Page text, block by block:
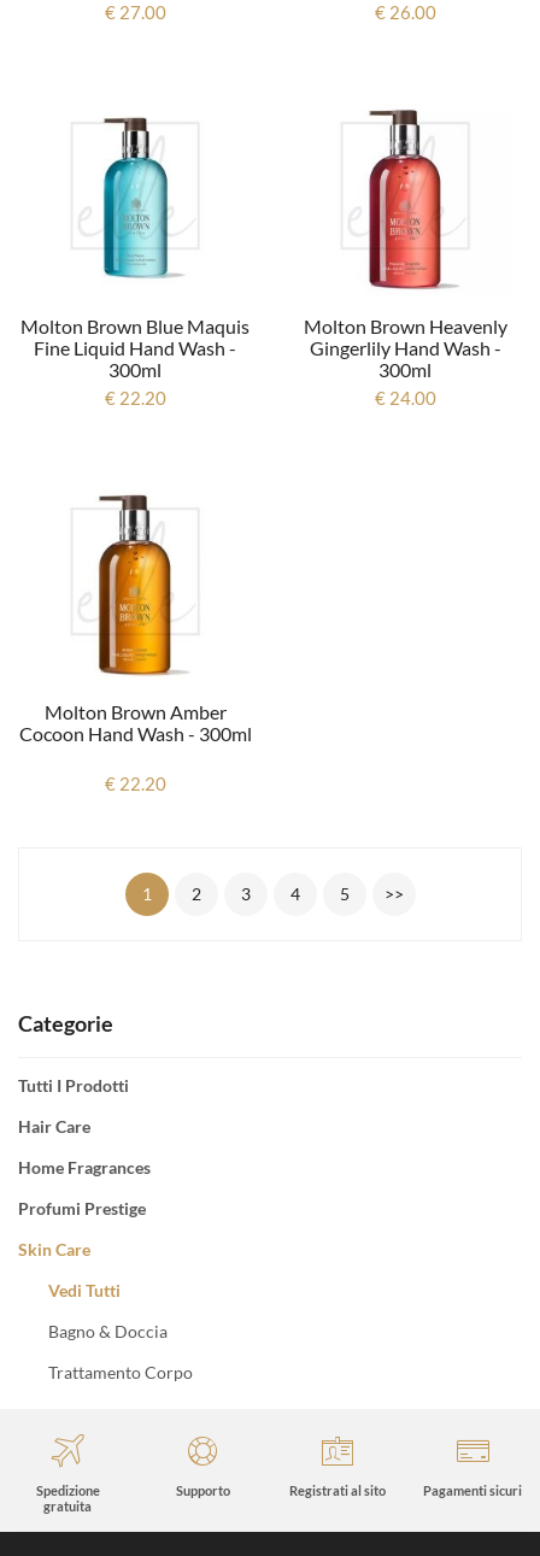
Categorie
Tutti I Prodotti
Hair Care
Home Fragrances
Profumi Prestige
Skin Care
Vedi Tutti
Bagno & Doccia
Trattamento Corpo
€ 27.00 € 26.00
Molton Brown Blue Maquis
Fine Liquid Hand Wash -
300ml
€ 22.20
Molton Brown Heavenly
Gingerlily Hand Wash -
300ml
€ 24.00
Molton Brown Amber
Cocoon Hand Wash - 300ml
€ 22.20
1 2 3 4 5 >>
Spedizione
gratuita
Supporto Registrati al sito Pagamenti sicuri